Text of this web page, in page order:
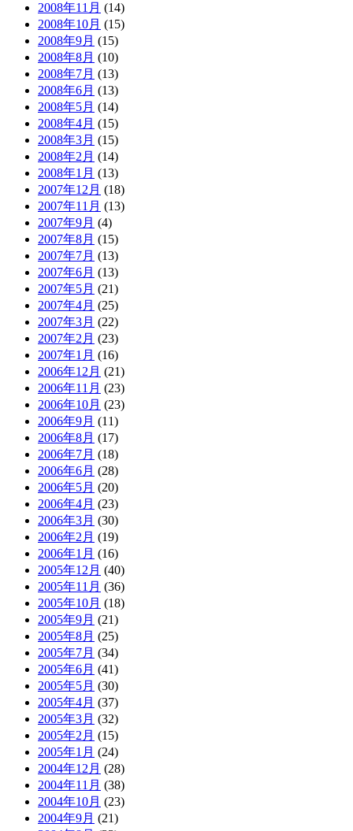
2008年11月 (14)
2008年10月 (15)
2008年9月 (15)
2008年8月 (10)
2008年7月 (13)
2008年6月 (13)
2008年5月 (14)
2008年4月 (15)
2008年3月 (15)
2008年2月 (14)
2008年1月 (13)
2007年12月 (18)
2007年11月 (13)
2007年9月 (4)
2007年8月 (15)
2007年7月 (13)
2007年6月 (13)
2007年5月 (21)
2007年4月 (25)
2007年3月 (22)
2007年2月 (23)
2007年1月 (16)
2006年12月 (21)
2006年11月 (23)
2006年10月 (23)
2006年9月 (11)
2006年8月 (17)
2006年7月 (18)
2006年6月 (28)
2006年5月 (20)
2006年4月 (23)
2006年3月 (30)
2006年2月 (19)
2006年1月 (16)
2005年12月 (40)
2005年11月 (36)
2005年10月 (18)
2005年9月 (21)
2005年8月 (25)
2005年7月 (34)
2005年6月 (41)
2005年5月 (30)
2005年4月 (37)
2005年3月 (32)
2005年2月 (15)
2005年1月 (24)
2004年12月 (28)
2004年11月 (38)
2004年10月 (23)
2004年9月 (21)